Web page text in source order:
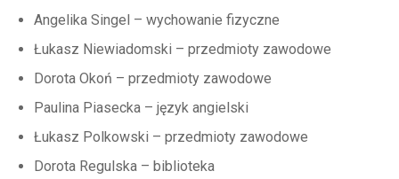
Angelika Singel – wychowanie fizyczne
Łukasz Niewiadomski – przedmioty zawodowe
Dorota Okoń – przedmioty zawodowe
Paulina Piasecka – język angielski
Łukasz Polkowski – przedmioty zawodowe
Dorota Regulska – biblioteka